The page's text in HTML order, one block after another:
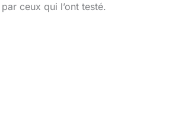
ceux qui l’ont testé.